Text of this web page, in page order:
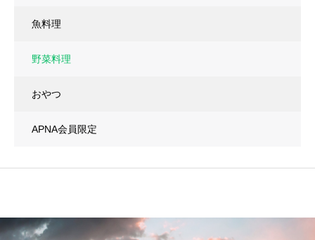
魚料理
野菜料理
おやつ
APNA会員限定